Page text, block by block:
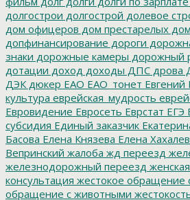
долгострои долгострой долевое
дом офицеров дом престарелых
допфинансирование дороги
знаки дорожные камеры дорожный
дотации доход доходы ДПС дрова
ДЭК дюкер ЕАО ЕАО_тонет Евгений
культура еврейская_мудрость
Евровидение Евросеть Еврстат ЕГЭ
субсидия Единый заказчик
Басова Елена Князева Елена
Вепринский жалоба жд переезд
железнодорожный переезд
консультация жестокое обращение
обращение с животными